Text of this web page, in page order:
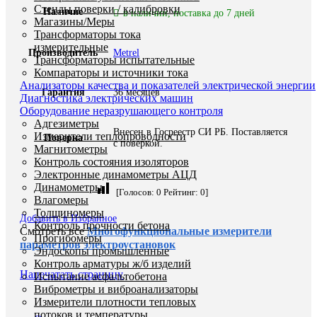
Стенды поверки / калибровки
Магазины/Меры
Трансформаторы тока
измерительные
Трансформаторы испытательные
Компараторы и источники тока
Анализаторы качества и показателей электрической энергии
Диагностика электрических машин
Оборудование неразрушающего контроля
Адгезиметры
Измерители теплопроводности
Магнитометры
Контроль состояния изоляторов
Электронные динамометры АЦД
Динамометры
Влагомеры
Толщиномеры
Контроль прочности бетона
Прогибомеры
Эндоскопы промышленные
Контроль арматуры ж/б изделий
Испытание асфальтобетона
Виброметры и виброанализаторы
Измерители плотности тепловых
потоков и температуры
Наличие в наличии, поставка до 7 дней
Производитель Metrel
Гарантия 36 месяцев
Поверка
Внесен в Госреестр СИ РБ. Поставляется
с поверкой.
[Голосов: 0 Рейтинг: 0]
Добавить в Избранное
Смотреть всеМногофункциональные измерители
параметров электроустановок
Напечатать страницу